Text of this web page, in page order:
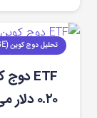
تحلیل دوج کوین (DOGE)
۰.۲۰ دلار می‌رسد؟